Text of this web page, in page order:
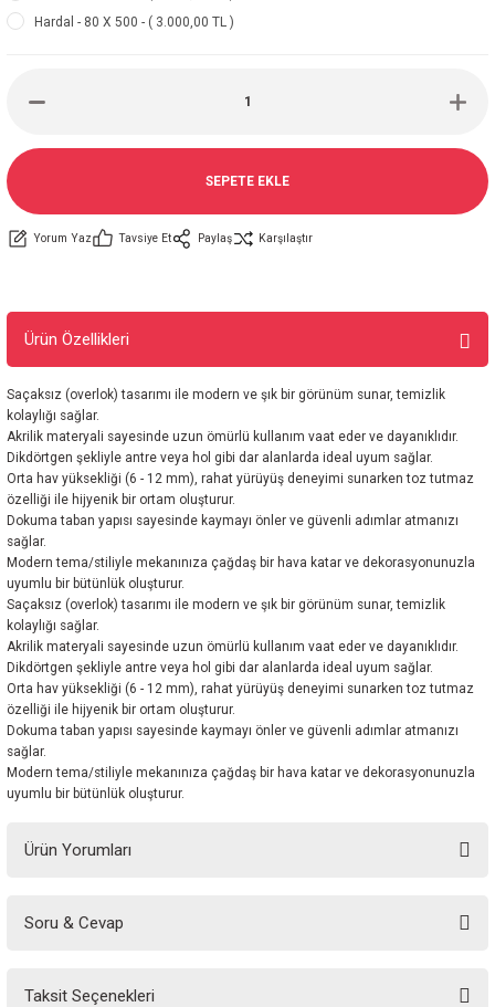
Hardal - 80 X 500 - ( 3.000,00 TL )
SEPETE EKLE
Yorum Yaz Tavsiye Et Paylaş Karşılaştır
Ürün Özellikleri
Saçaksız (overlok) tasarımı ile modern ve şık bir görünüm sunar, temizlik
kolaylığı sağlar.
Akrilik materyali sayesinde uzun ömürlü kullanım vaat eder ve dayanıklıdır.
Dikdörtgen şekliyle antre veya hol gibi dar alanlarda ideal uyum sağlar.
Orta hav yüksekliği (6 - 12 mm), rahat yürüyüş deneyimi sunarken toz tutmaz
özelliği ile hijyenik bir ortam oluşturur.
Dokuma taban yapısı sayesinde kaymayı önler ve güvenli adımlar atmanızı
sağlar.
Modern tema/stiliyle mekanınıza çağdaş bir hava katar ve dekorasyonunuzla
uyumlu bir bütünlük oluşturur.
Saçaksız (overlok) tasarımı ile modern ve şık bir görünüm sunar, temizlik
kolaylığı sağlar.
Akrilik materyali sayesinde uzun ömürlü kullanım vaat eder ve dayanıklıdır.
Dikdörtgen şekliyle antre veya hol gibi dar alanlarda ideal uyum sağlar.
Orta hav yüksekliği (6 - 12 mm), rahat yürüyüş deneyimi sunarken toz tutmaz
özelliği ile hijyenik bir ortam oluşturur.
Dokuma taban yapısı sayesinde kaymayı önler ve güvenli adımlar atmanızı
sağlar.
Modern tema/stiliyle mekanınıza çağdaş bir hava katar ve dekorasyonunuzla
uyumlu bir bütünlük oluşturur.
Ürün Yorumları
Soru & Cevap
Taksit Seçenekleri